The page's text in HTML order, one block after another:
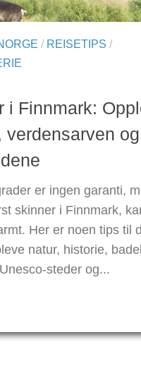
/ REISETIPS /
i Finnmark:
verdensarven og
er ingen garanti,
skinner i Finnmark,
Her er noen tips til
natur, historie,
steder og...